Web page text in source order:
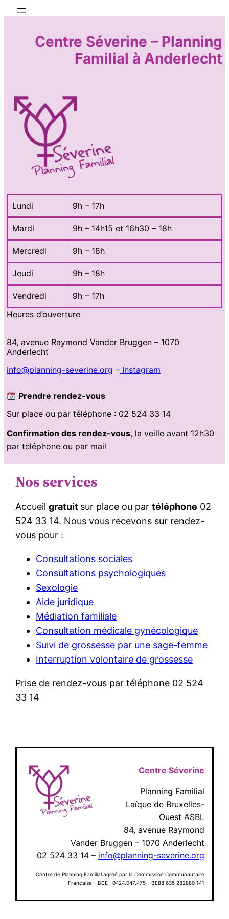
Centre Séverine – Planning
Familial à Anderlecht
Lundi 9h – 17h
Mardi 9h – 14h15 et 16h30 – 18h
Mercredi 9h – 18h
Jeudi 9h – 18h
Vendredi
9h – 17h
Heures d’ouverture
84, avenue Raymond Vander Bruggen – 1070
Anderlecht
info@planning-severine.org – Instagram
Prendre rendez-vous
Sur place ou par téléphone : 02 524 33 14
Confirmation des rendez-vous, la veille avant 12h30
par téléphone ou par mail
Nos services
Accueilgratuit sur place ou partéléphone 02
524 33 14. Nous vous recevons sur rendez-
vous pour :
Consultations sociales
Consultations psychologiques
Sexologie
Aide juridique
Médiation familiale
Consultation médicale gynécologique
Suivi de grossesse par une sage-femme
Interruption volontaire de grossesse
Prise de rendez-vous par téléphone 02 524
33 14
Centre Séverine
Planning Familial
Laïque de Bruxelles-
Ouest ASBL
84, avenue Raymond
Vander Bruggen – 1070 Anderlecht
02 524 33 14 – info@planning-severine.org
Centre de Planning Familial agréé par la Commission Communautaire
Française – BCE : 0424.047.475 – BE88 635 282880 141